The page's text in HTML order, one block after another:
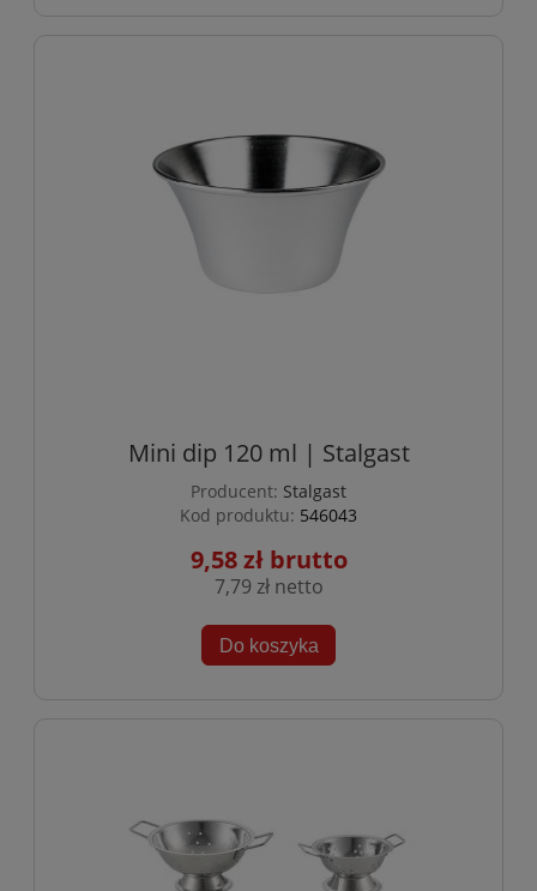
Mini dip 120 ml | Stalgast
Producent: Stalgast
Kod produktu: 546043
9,58 zł
7,79 zł
Do koszyka